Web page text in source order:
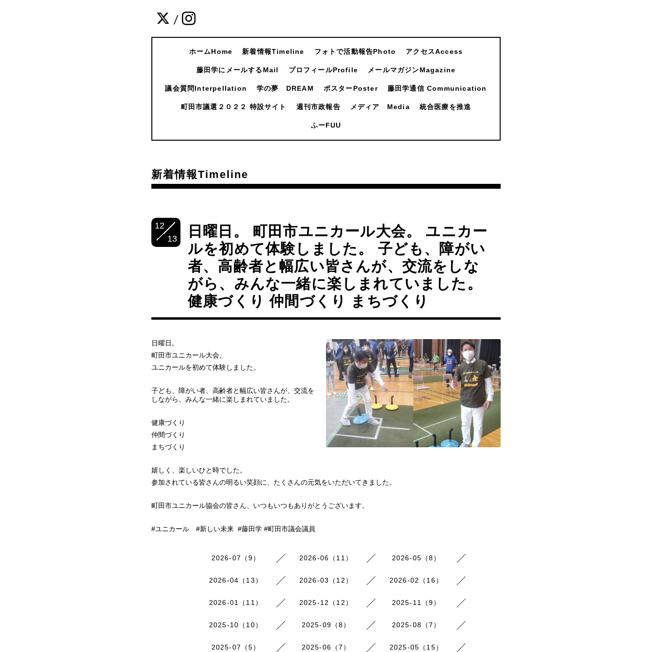
/
ホームHome 新着情報Timeline フォトで活動報告Photo アクセスAccess
藤田学にメールするMail プロフィールProfile メールマガジンMagazine
議会質問Interpellation 学の夢 DREAM ポスターPoster 藤田学通信 Communication
町田市議選２０２２ 特設サイト 週刊市政報告 メディア Media 統合医療を推進
ふーFUU
新着情報Timeline
12
13
日曜日。 町田市ユニカール大会。 ユニカー
ルを初めて体験しました。 子ども、障がい
者、高齢者と幅広い皆さんが、交流をしな
がら、みんな一緒に楽しまれていました。
健康づくり 仲間づくり まちづくり
日曜日。
町田市ユニカール大会。
ユニカールを初めて体験しました。
子ども、障がい者、高齢者と幅広い皆さんが、交流を
しながら、みんな一緒に楽しまれていました。
健康づくり
仲間づくり
まちづくり
嬉しく、楽しいひと時でした。
参加されている皆さんの明るい笑顔に、たくさんの元気をいただいてきました。
町田市ユニカール協会の皆さん、いつもいつもありがとうございます。
#ユニカール #新しい未来 #藤田学 #町田市議会議員
2026-07（9） 2026-06（11） 2026-05（8）
2026-04（13） 2026-03（12） 2026-02（16）
2026-01（11） 2025-12（12） 2025-11（9）
2025-10（10） 2025-09（8） 2025-08（7）
2025-07（5） 2025-06（7） 2025-05（15）